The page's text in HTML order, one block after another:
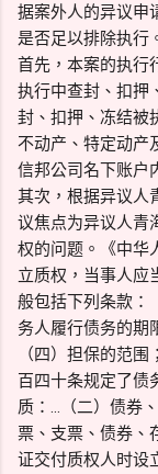
据案外人的异议申
是否足以排除执
首先，本案的执行
执行中查封、扣押
封、扣押、冻结被
不动产、特定动产
信邦公司名下账
其次，根据异议人
议焦点为异议人青
权的问题。《中华
立质权，当事人应
般包括下列条款：
务人履行债务的期
（四）担保的范
百四十条规定了债
质：…（二）债券
票、支票、债券、
证交付质权人时设